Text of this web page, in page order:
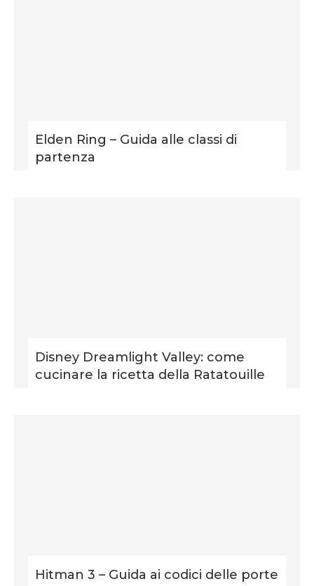
Elden Ring – Guida alle classi di
partenza
Disney Dreamlight Valley: come
cucinare la ricetta della Ratatouille
Hitman 3 – Guida ai codici delle porte